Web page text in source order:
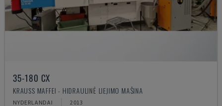
35-180 CX
KRAUSS MAFFEI - HIDRAULINĖ LIEJIMO MAŠINA
NYDERLANDAI 2013